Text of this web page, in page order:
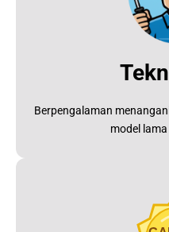
Berpengalaman
model